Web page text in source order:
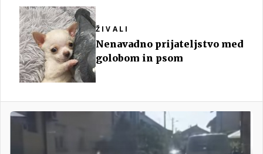
ŽIVALI
Nenavadno prijateljstvo med
golobom in psom